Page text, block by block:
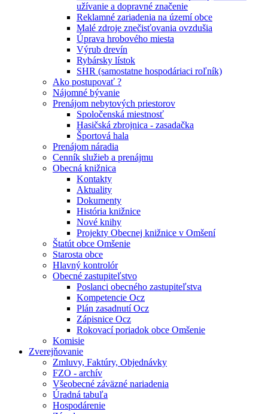
užívanie a dopravné značenie
Reklamné zariadenia na území obce
Malé zdroje znečisťovania ovzdušia
Úprava hrobového miesta
Výrub drevín
Rybársky lístok
SHR (samostatne hospodáriaci roľník)
Ako postupovať ?
Nájomné bývanie
Prenájom nebytových priestorov
Spoločenská miestnosť
Hasičská zbrojnica - zasadačka
Športová hala
Prenájom náradia
Cenník služieb a prenájmu
Obecná knižnica
Kontakty
Aktuality
Dokumenty
História knižnice
Nové knihy
Projekty Obecnej knižnice v Omšení
Štatút obce Omšenie
Starosta obce
Hlavný kontrolór
Obecné zastupiteľstvo
Poslanci obecného zastupiteľstva
Kompetencie Ocz
Plán zasadnutí Ocz
Zápisnice Ocz
Rokovací poriadok obce Omšenie
Komisie
Zverejňovanie
Zmluvy, Faktúry, Objednávky
FZO - archív
Všeobecné záväzné nariadenia
Úradná tabuľa
Hospodárenie